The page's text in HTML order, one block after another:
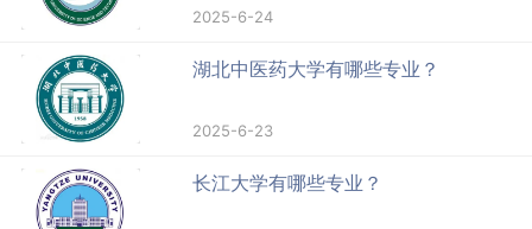
2025-6-24
湖北中医药大学有哪些专业？
2025-6-23
长江大学有哪些专业？